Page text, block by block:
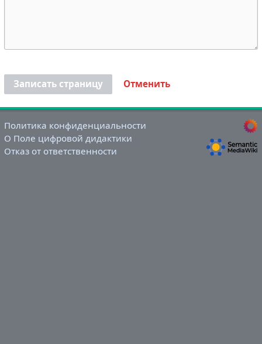
Записать страницу Отменить
Политика конфиденциальности
О Поле цифровой дидактики
Отказ от ответственности